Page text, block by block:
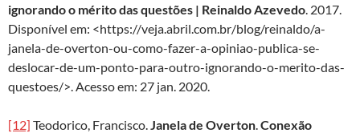
ignorando o mérito das questões | Reinaldo Azevedo . 2017.
Disponível em: <https://veja.abril.com.br/blog/reinaldo/a-
janela-de-overton-ou-como-fazer-a-opiniao-publica-se-
deslocar-de-um-ponto-para-outro-ignorando-o-merito-das-
questoes/>. Acesso em: 27 jan. 2020.
[12] Teodorico, Francisco. Janela de Overton Conexão